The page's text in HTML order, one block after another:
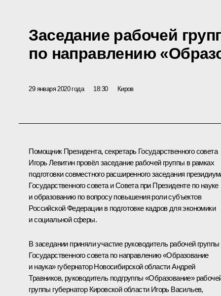
Заседание рабочей
по направлению
29 января 2020 года 18:30 Киров
Помощник Президента, секретарь Государственного совета
Игорь Левитинпровёл заседание рабочей группы в рамках
подготовки совместного расширенного заседания
Государственного совета и Совета при Президенте по науке
и образованию по вопросу повышения роли субъектов
Российской Федерации в подготовке кадров для экономики
и социальной сферы.
В заседании приняли участие руководитель рабочей группы
Государственного совета по направлению «Образование
и наука» губернатор Новосибирской областиАндрей
Травников, руководитель подгруппы «Образование»
группы губернатор Кировской области Игорь Васильев,